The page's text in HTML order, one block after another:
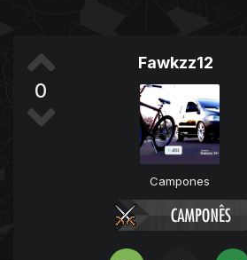
0
Fawkzz12
Campones